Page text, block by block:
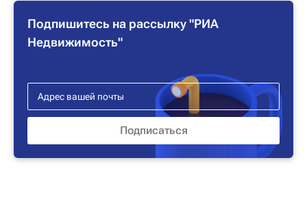
Подпишитесь на рассылку "РИА
Недвижимость"